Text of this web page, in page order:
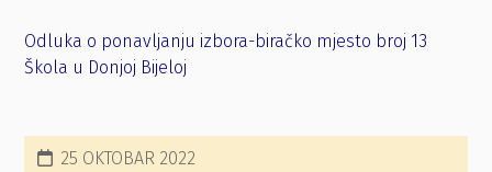
Odluka o ponavljanju izbora-biračko mjesto broj 13
Škola u Donjoj Bijeloj
25 OKTOBAR 2022